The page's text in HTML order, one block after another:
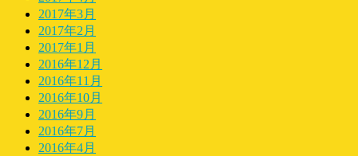
2017年3月
2017年2月
2017年1月
2016年12月
2016年11月
2016年10月
2016年9月
2016年7月
2016年4月